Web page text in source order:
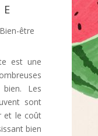
Bien-être
est une
bien. Les
sont
et le coût
bien